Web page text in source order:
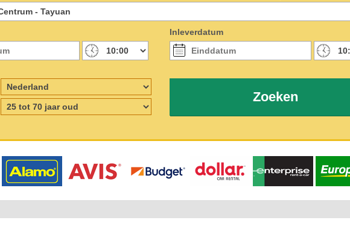
Inleverdatum
Zoeken